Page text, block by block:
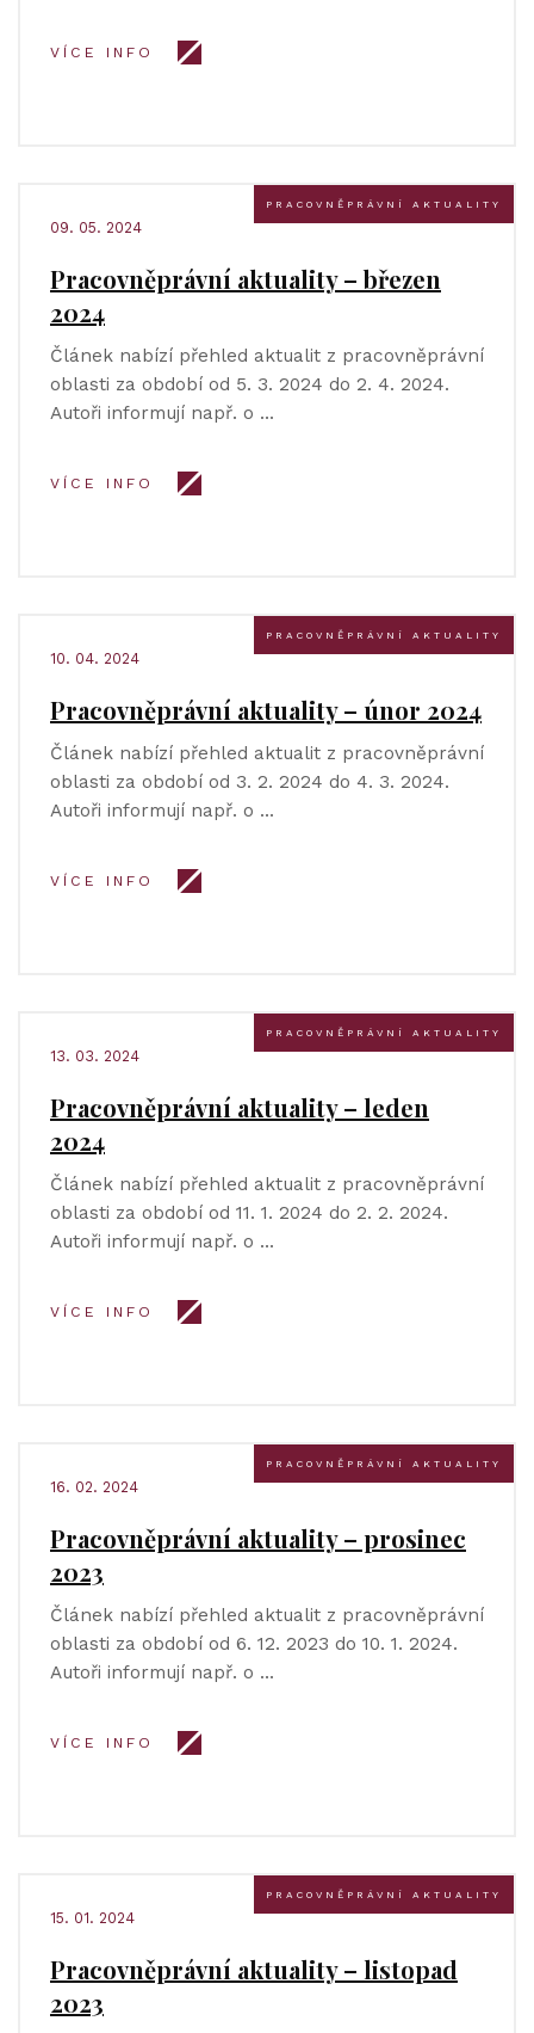
VÍCE INFO
PRACOVNĚPRÁVNÍ AKTUALITY
09. 05. 2024
Pracovněprávní aktuality – březen
2024
Článek nabízí přehled aktualit z pracovněprávní
oblasti za období od 5. 3. 2024 do 2. 4. 2024.
Autoři informují např. o …
VÍCE INFO
PRACOVNĚPRÁVNÍ AKTUALITY
10. 04. 2024
Pracovněprávní aktuality – únor 2024
Článek nabízí přehled aktualit z pracovněprávní
oblasti za období od 3. 2. 2024 do 4. 3. 2024.
Autoři informují např. o …
VÍCE INFO
PRACOVNĚPRÁVNÍ AKTUALITY
13. 03. 2024
Pracovněprávní aktuality – leden
2024
Článek nabízí přehled aktualit z pracovněprávní
oblasti za období od 11. 1. 2024 do 2. 2. 2024.
Autoři informují např. o …
VÍCE INFO
PRACOVNĚPRÁVNÍ AKTUALITY
16. 02. 2024
Pracovněprávní aktuality – prosinec
2023
Článek nabízí přehled aktualit z pracovněprávní
oblasti za období od 6. 12. 2023 do 10. 1. 2024.
Autoři informují např. o …
VÍCE INFO
PRACOVNĚPRÁVNÍ AKTUALITY
15. 01. 2024
Pracovněprávní aktuality – listopad
2023